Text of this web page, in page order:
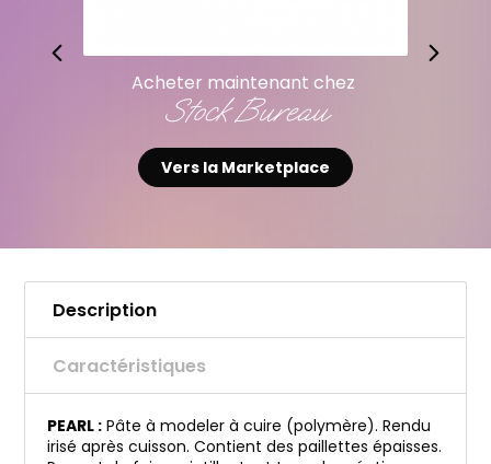
Acheter maintenant chez
Stock Bureau
Vers la Marketplace
Description
Caractéristiques
PEARL : Pâte à modeler à cuire (polymère). Rendu
irisé après cuisson. Contient des paillettes épaisses.